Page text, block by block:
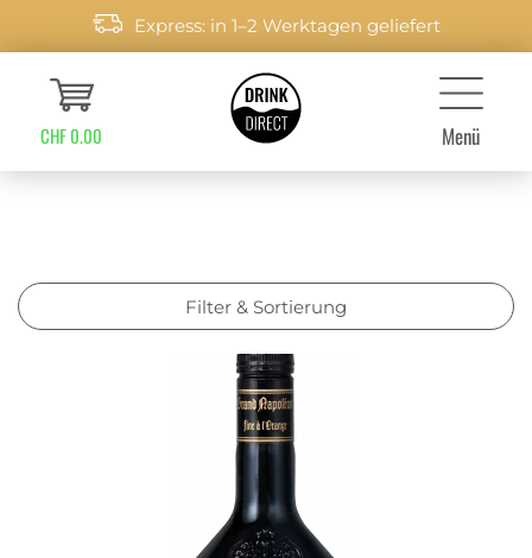
Express: in 1–2 Werktagen geliefert
CHF 0.00 Menü
Filter & Sortierung